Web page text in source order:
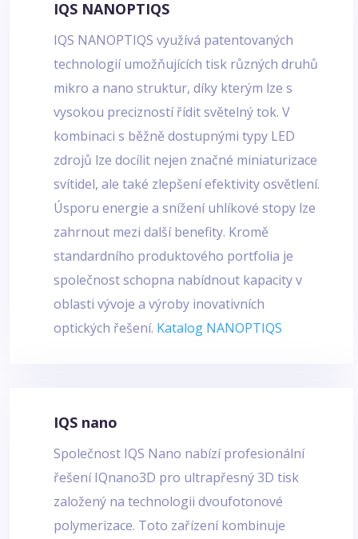
IQS NANOPTIQS
IQS NANOPTIQS využívá patentovaných
technologií umožňujících tisk různých druhů
mikro a nano struktur, díky kterým lze s
vysokou precizností řídit světelný tok. V
kombinaci s běžně dostupnými typy LED
zdrojů lze docílit nejen značné miniaturizace
svítidel, ale také zlepšení efektivity osvětlení.
Úsporu energie a snížení uhlíkové stopy lze
zahrnout mezi další benefity. Kromě
standardního produktového portfolia je
společnost schopna nabídnout kapacity v
oblasti vývoje a výroby inovativních
optických řešení. Katalog NANOPTIQS
IQS nano
Společnost IQS Nano nabízí profesionální
řešení IQnano3D pro ultrapřesný 3D tisk
založený na technologii dvoufotonové
polymerizace. Toto zařízení kombinuje